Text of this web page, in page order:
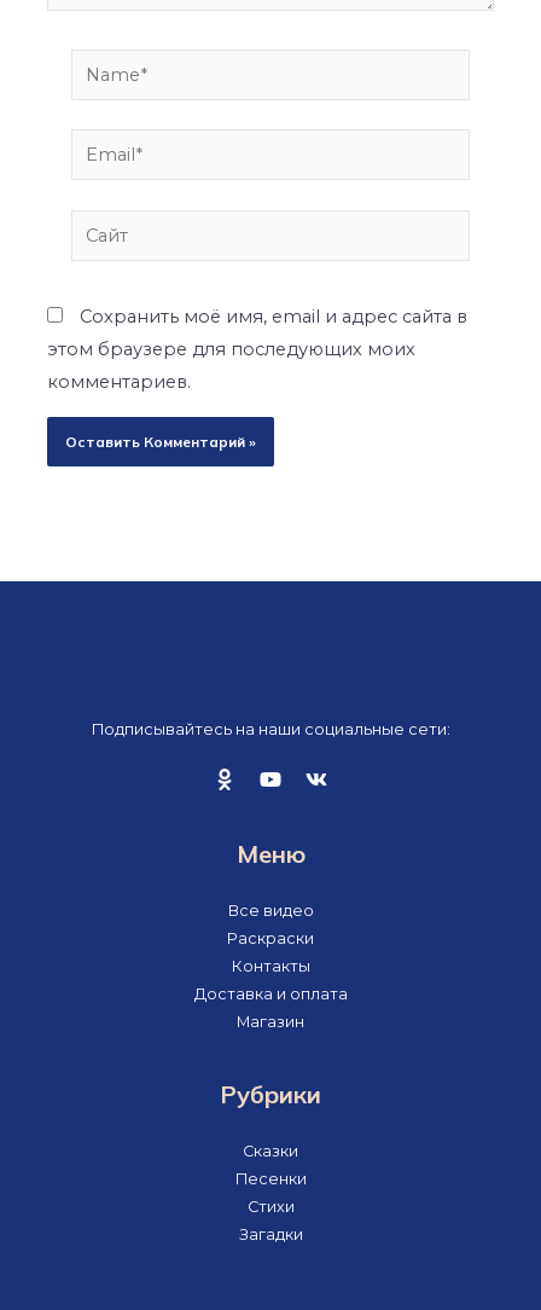
Name*
Email*
Сайт
Сохранить моё имя, email и адрес сайта в
этом браузере для последующих моих
комментариев.
Подписывайтесь на наши социальные сети:
Меню
Все видео
Раскраски
Контакты
Доставка и оплата
Магазин
Рубрики
Сказки
Песенки
Стихи
Загадки